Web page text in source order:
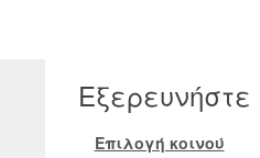
Εξερευνήστε
Επιλογή κοινού